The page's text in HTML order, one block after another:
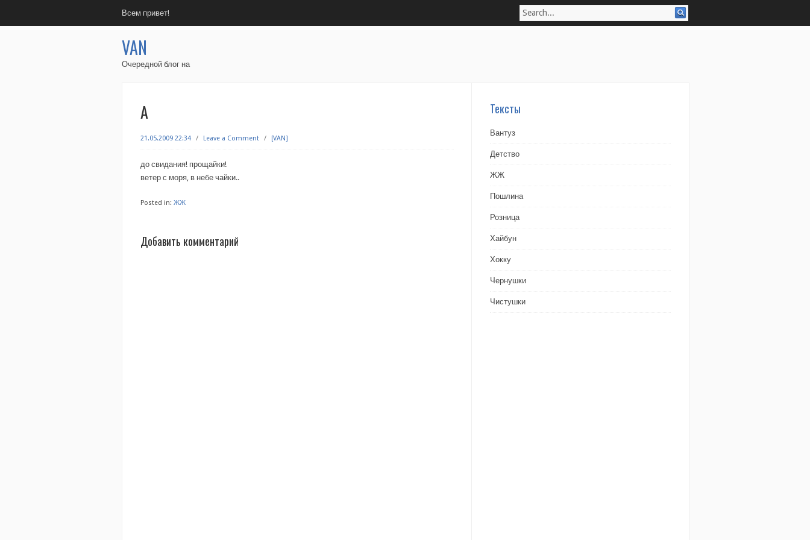
Всем привет!
VAN
Очередной блог на
А
21.05.2009 22:34 / Leave a Comment / [VAN]
до свидания! прощайки!
ветер с моря, в небе чайки..
Posted in: ЖЖ
Добавить комментарий
Тексты
Вантуз
Детство
ЖЖ
Пошлина
Розница
Хайбун
Хокку
Чернушки
Чистушки